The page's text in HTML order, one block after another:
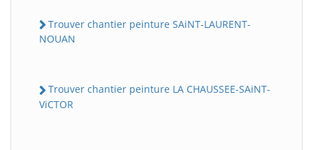
Trouver chantier peinture SAiNT-LAURENT-
NOUAN
Trouver chantier peinture LA CHAUSSEE-SAiNT-
ViCTOR